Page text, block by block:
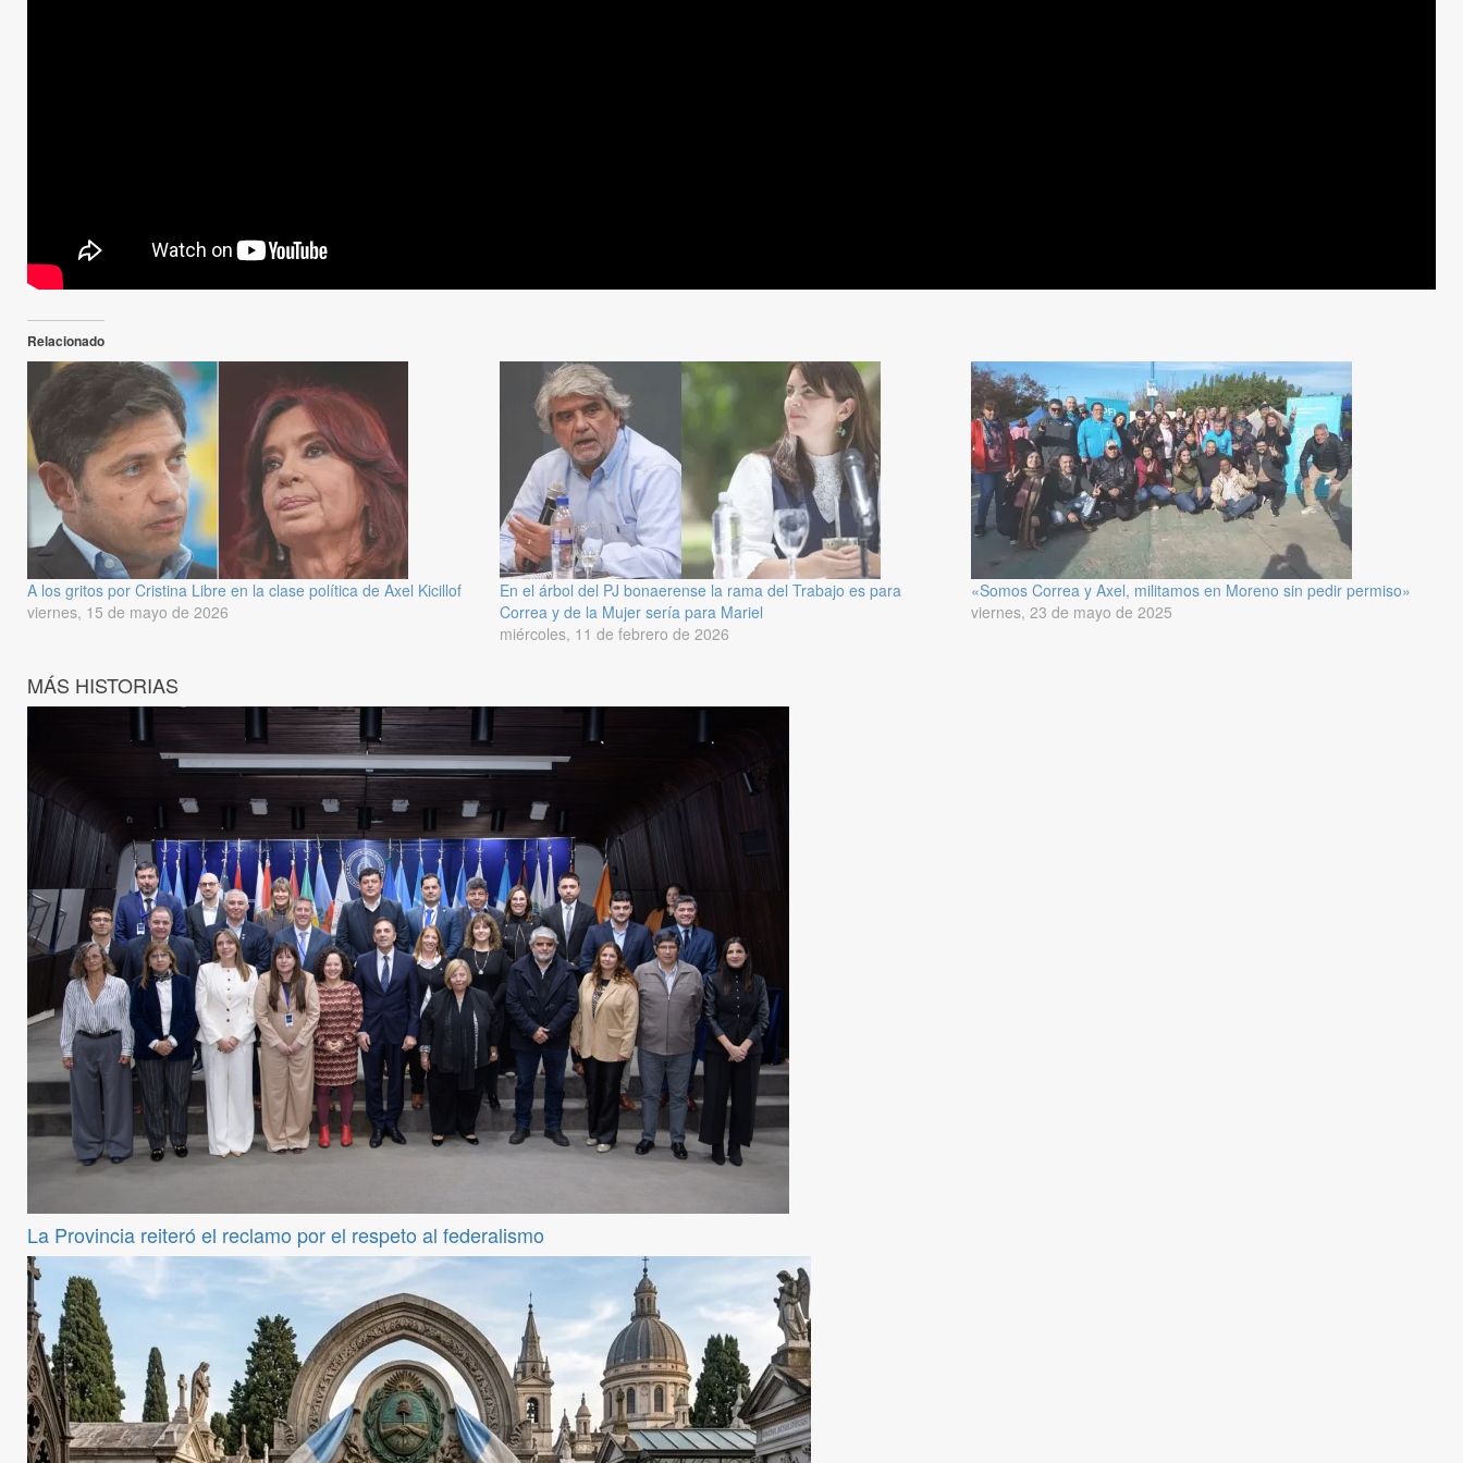
Relacionado
A los gritos por Cristina Libre en la clase política de Axel Kicillof
viernes, 15 de mayo de 2026
En el árbol del PJ bonaerense la rama del Trabajo es para
Correa y de la Mujer sería para Mariel
miércoles, 11 de febrero de 2026
«Somos Correa y Axel, militamos en Moreno sin pedir permiso»
viernes, 23 de mayo de 2025
MÁS HISTORIAS
La Provincia reiteró el reclamo por el respeto al federalismo